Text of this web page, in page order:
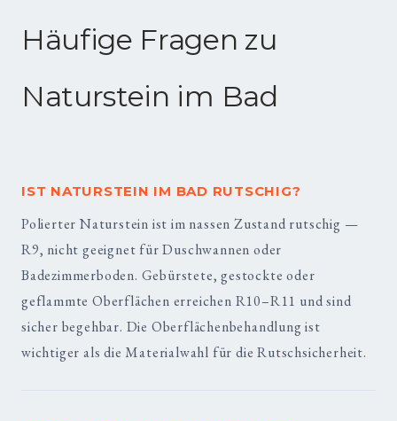
Häufige Fragen zu
Naturstein im Bad
IST NATURSTEIN IM BAD RUTSCHIG?
Polierter Naturstein ist im nassen Zustand rutschig —
R9, nicht geeignet für Duschwannen oder
Badezimmerboden. Gebürstete, gestockte oder
geflammte Oberflächen erreichen R10–R11 und sind
sicher begehbar. Die Oberflächenbehandlung ist
wichtiger als die Materialwahl für die Rutschsicherheit.